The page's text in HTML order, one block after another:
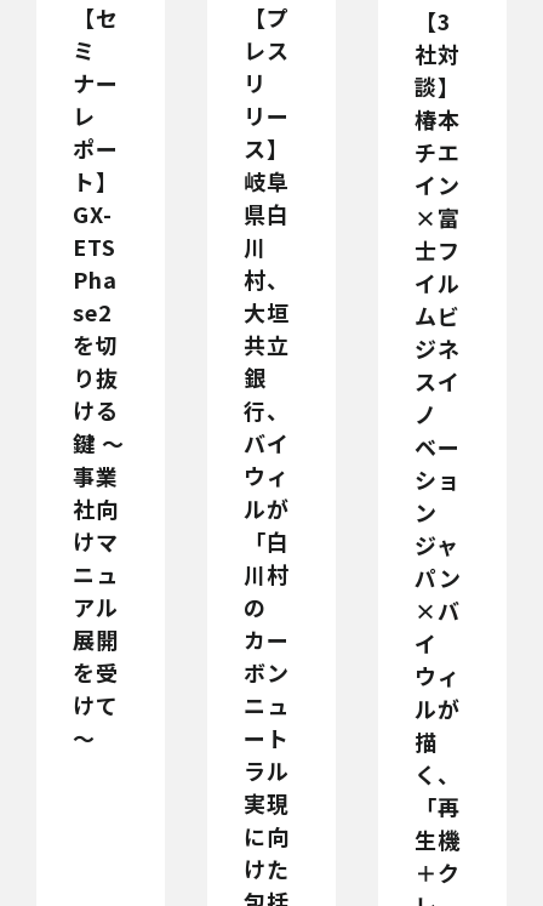
【セ
ミ
ナー
レ
ポー
ト】
GX-
ETS
Pha
se2
を切
り抜
ける
鍵 ～
事業
社向
けマ
ニュ
アル
展開
を受
けて
～
【プ
レス
リ
リー
ス】
岐阜
県白
川
村、
大垣
共立
銀
行、
バイ
ウィ
ルが
「白
川村
の
カー
ボン
ニュ
ート
ラル
実現
に向
けた
【3
社対
談】
椿本
チエ
イン
×富
士フ
イル
ムビ
ジネ
スイ
ノ
ベー
ショ
ン
ジャ
パン
×バ
イ
ウィ
ルが
描
く、
「再
生機
＋ク